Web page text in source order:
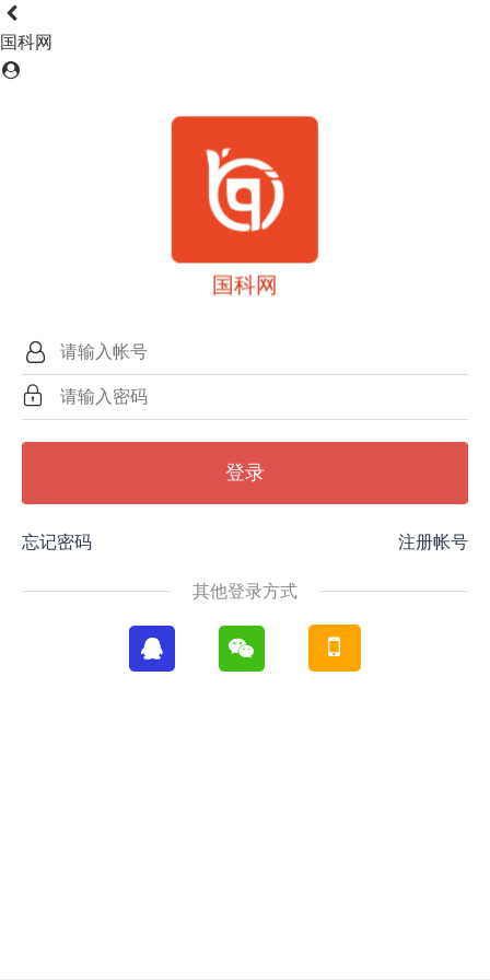
国科网
国科网
登录
忘记密码 注册帐号
其他登录方式